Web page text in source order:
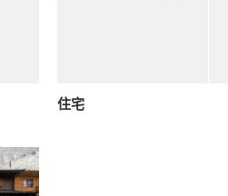
住宅